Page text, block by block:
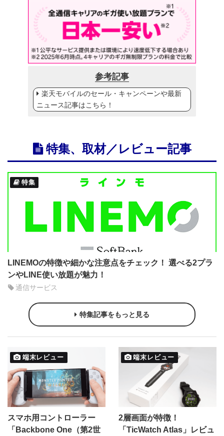
参考記事
楽天モバイルのセール・キャンペーンや最新
ニュース記事はこちら！
特集、取材／レビュー記事
特集
LINEMOの特徴や細かな注意点をチェック！ 選べる2プラ
ンやLINE使い放題が魅力！
通信サービス
特集記事をもっと見る
端末レビュー
スマホ用コントローラー
「Backbone One（第2世
端末レビュー
2層画面が特徴！
「TicWatch Atlas」レビュ